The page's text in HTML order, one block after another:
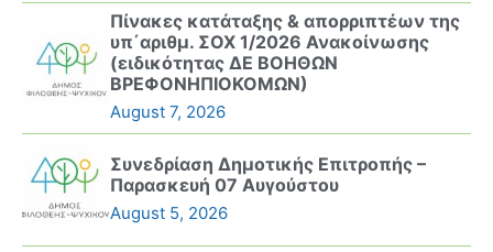
Πίνακες κατάταξης & απορριπτέων της
υπ΄αριθμ. ΣΟΧ 1/2026 Ανακοίνωσης
(ειδικότητας ΔΕ ΒΟΗΘΩΝ
ΒΡΕΦΟΝΗΠΙΟΚΟΜΩΝ)
August 7, 2026
Συνεδρίαση Δημοτικής Επιτροπής –
Παρασκευή 07 Αυγούστου
August 5, 2026